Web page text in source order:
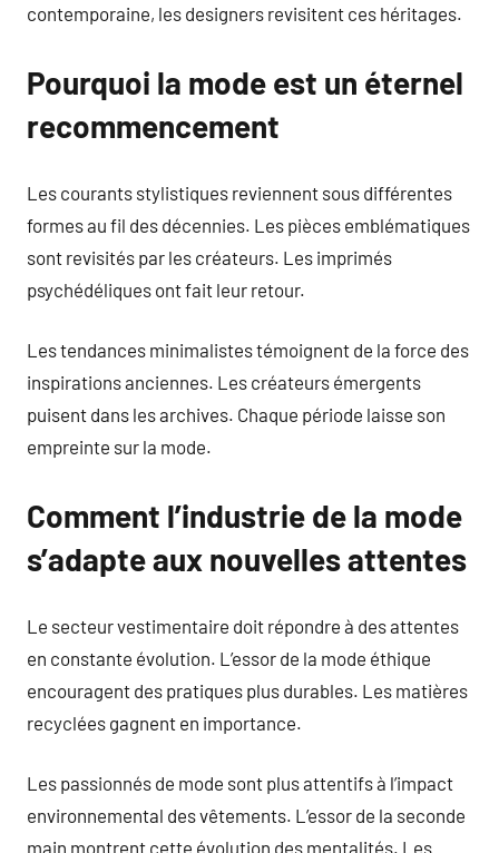
contemporaine, les designers revisitent ces héritages.
Pourquoi la mode est un éternel
recommencement
Les courants stylistiques reviennent sous différentes
formes au fil des décennies. Les pièces emblématiques
sont revisités par les créateurs. Les imprimés
psychédéliques ont fait leur retour.
Les tendances minimalistes témoignent de la force des
inspirations anciennes. Les créateurs émergents
puisent dans les archives. Chaque période laisse son
empreinte sur la mode.
Comment l’industrie de la mode
s’adapte aux nouvelles attentes
Le secteur vestimentaire doit répondre à des attentes
en constante évolution. L’essor de la mode éthique
encouragent des pratiques plus durables. Les matières
recyclées gagnent en importance.
Les passionnés de mode sont plus attentifs à l’impact
environnemental des vêtements. L’essor de la seconde
main montrent cette évolution des mentalités. Les